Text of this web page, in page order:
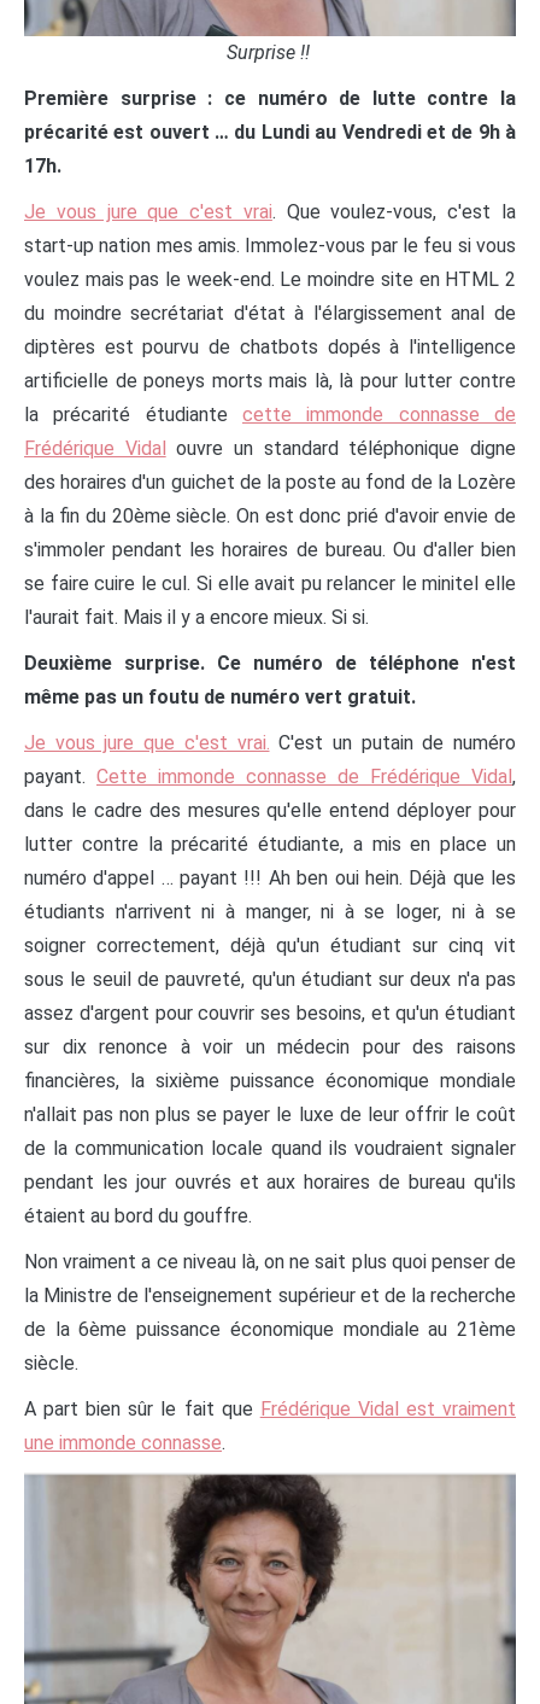
Surprise !!
Première surprise : ce numéro de lutte contre la
précarité est ouvert … du Lundi au Vendredi et de 9h à
17h.
Je vous jure que c'est vrai. Que voulez-vous, c'est la
start-up nation mes amis. Immolez-vous par le feu si vous
voulez mais pas le week-end. Le moindre site en HTML 2
du moindre secrétariat d'état à l'élargissement anal de
diptères est pourvu de chatbots dopés à l'intelligence
artificielle de poneys morts mais là, là pour lutter contre
la précarité étudiante cette immonde connasse de
Frédérique Vidal ouvre un standard téléphonique digne
des horaires d'un guichet de la poste au fond de la Lozère
à la fin du 20ème siècle. On est donc prié d'avoir envie de
s'immoler pendant les horaires de bureau. Ou d'aller bien
se faire cuire le cul. Si elle avait pu relancer le minitel elle
l'aurait fait. Mais il y a encore mieux. Si si.
Deuxième surprise. Ce numéro de téléphone n'est
même pas un foutu de numéro vert gratuit.
Je vous jure que c'est vrai. C'est un putain de numéro
payant. Cette immonde connasse de Frédérique Vidal,
dans le cadre des mesures qu'elle entend déployer pour
lutter contre la précarité étudiante, a mis en place un
numéro d'appel … payant !!! Ah ben oui hein. Déjà que les
étudiants n'arrivent ni à manger, ni à se loger, ni à se
soigner correctement, déjà qu'un étudiant sur cinq vit
sous le seuil de pauvreté, qu'un étudiant sur deux n'a pas
assez d'argent pour couvrir ses besoins, et qu'un étudiant
sur dix renonce à voir un médecin pour des raisons
financières, la sixième puissance économique mondiale
n'allait pas non plus se payer le luxe de leur offrir le coût
de la communication locale quand ils voudraient signaler
pendant les jour ouvrés et aux horaires de bureau qu'ils
étaient au bord du gouffre.
Non vraiment a ce niveau là, on ne sait plus quoi penser de
la Ministre de l'enseignement supérieur et de la recherche
de la 6ème puissance économique mondiale au 21ème
siècle.
A part bien sûr le fait que Frédérique Vidal est vraiment
une immonde connasse.